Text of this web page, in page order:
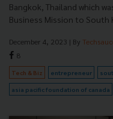
Bangkok, Thailand which
Business Mission to South
December 4, 2023 | By
8
Tech & Biz entrepreneur
asia pacific foundation of canada